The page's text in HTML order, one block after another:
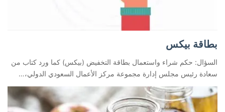
بطاقة بيكس
السؤال: حكم شراء واستعمال بطاقة التخفيض (بيكس) كما ورد كتاب من
سعادة رئيس مجلس إدارة مجموعة مركز الأعمال السعودي الدولي،…